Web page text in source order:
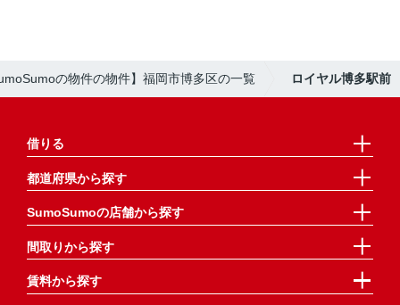
の物件の物件】福岡市博多区の一覧 ロイヤル博多駅前
借りる
都道府県から探す
SumoSumoの店舗から探す
間取りから探す
賃料から探す